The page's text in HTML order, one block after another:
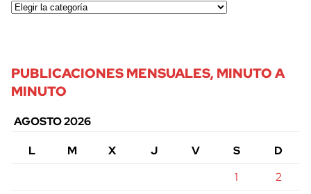
PUBLICACIONES MENSUALES, MINUTO A
MINUTO
AGOSTO 2026
L
M X J V S
D
1
2